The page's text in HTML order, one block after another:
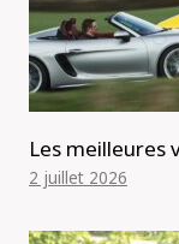
Les meilleures
2 juillet 2026